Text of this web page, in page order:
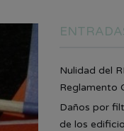
Nulidad del
Reglamento
Daños por
de los